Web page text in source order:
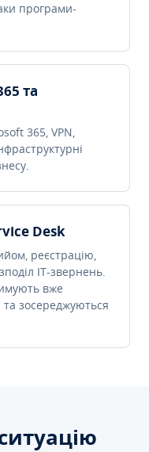
програми-
та
365, VPN,
Desk
реєстрацію,
IT-звернень.
вже
та зосереджуються